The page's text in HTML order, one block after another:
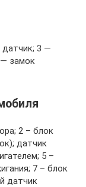
датчик; 3 —
замок
2 – блок
датчик
5 –
7 – блок
датчик